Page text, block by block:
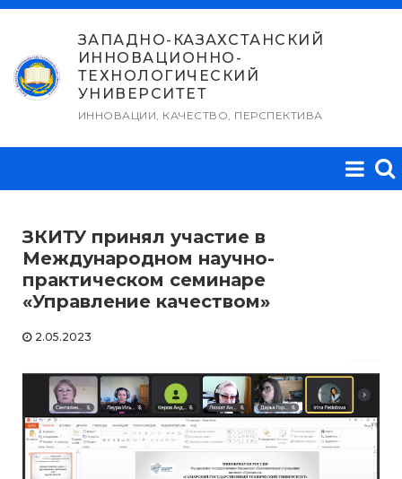
Перейти
содержимому
ЗАПАДНО-КАЗАХСТАНСКИЙ
ИННОВАЦИОННО-
ТЕХНОЛОГИЧЕСКИЙ
УНИВЕРСИТЕТ
ИННОВАЦИИ, КАЧЕСТВО, ПЕРСПЕКТИВА
ЗКИТУ принял участие в
Международном научно-
практическом семинаре
«Управление качеством»
2.05.2023